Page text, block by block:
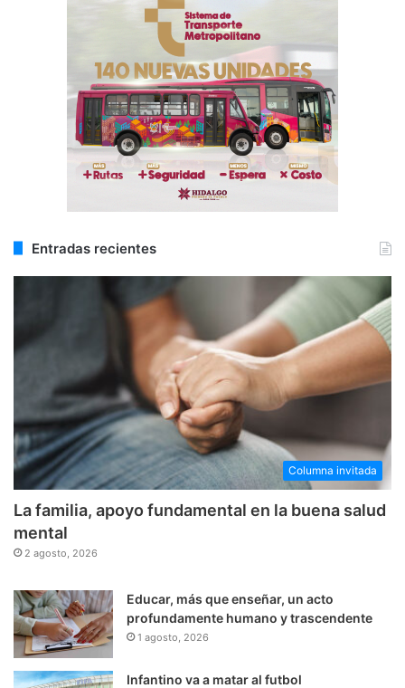
Entradas recientes
Columna invitada
La familia, apoyo fundamental en la buena salud
mental
2 agosto, 2026
Educar, más que enseñar, un acto
profundamente humano y trascendente
1 agosto, 2026
Infantino va a matar al futbol